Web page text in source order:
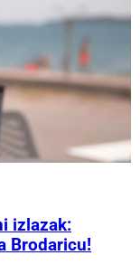
izlazak:
Brodaricu!